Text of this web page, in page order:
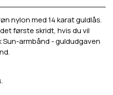
nylon med 14 karat guldlås.
første skridt, hvis du vil
Sun-armbånd - guldudgaven